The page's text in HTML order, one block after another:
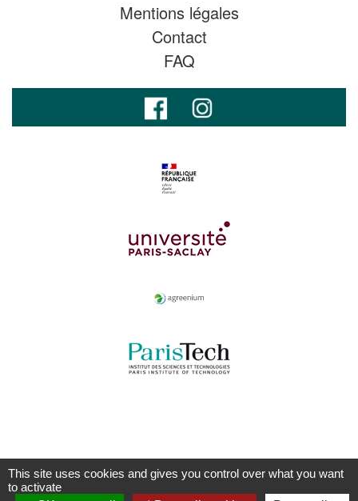
Mentions légales
Contact
FAQ
This site uses cookies and gives you control over what you want
to activate